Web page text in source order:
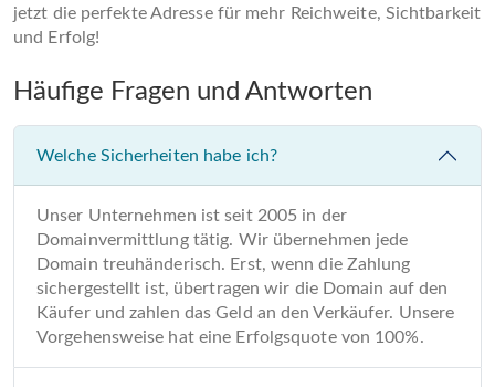
jetzt die perfekte Adresse für mehr Reichweite, Sichtbarkeit
und Erfolg!
Häufige Fragen und Antworten
Welche Sicherheiten habe ich?
Unser Unternehmen ist seit 2005 in der
Domainvermittlung tätig. Wir übernehmen jede
Domain treuhänderisch. Erst, wenn die Zahlung
sichergestellt ist, übertragen wir die Domain auf den
Käufer und zahlen das Geld an den Verkäufer. Unsere
Vorgehensweise hat eine Erfolgsquote von 100%.